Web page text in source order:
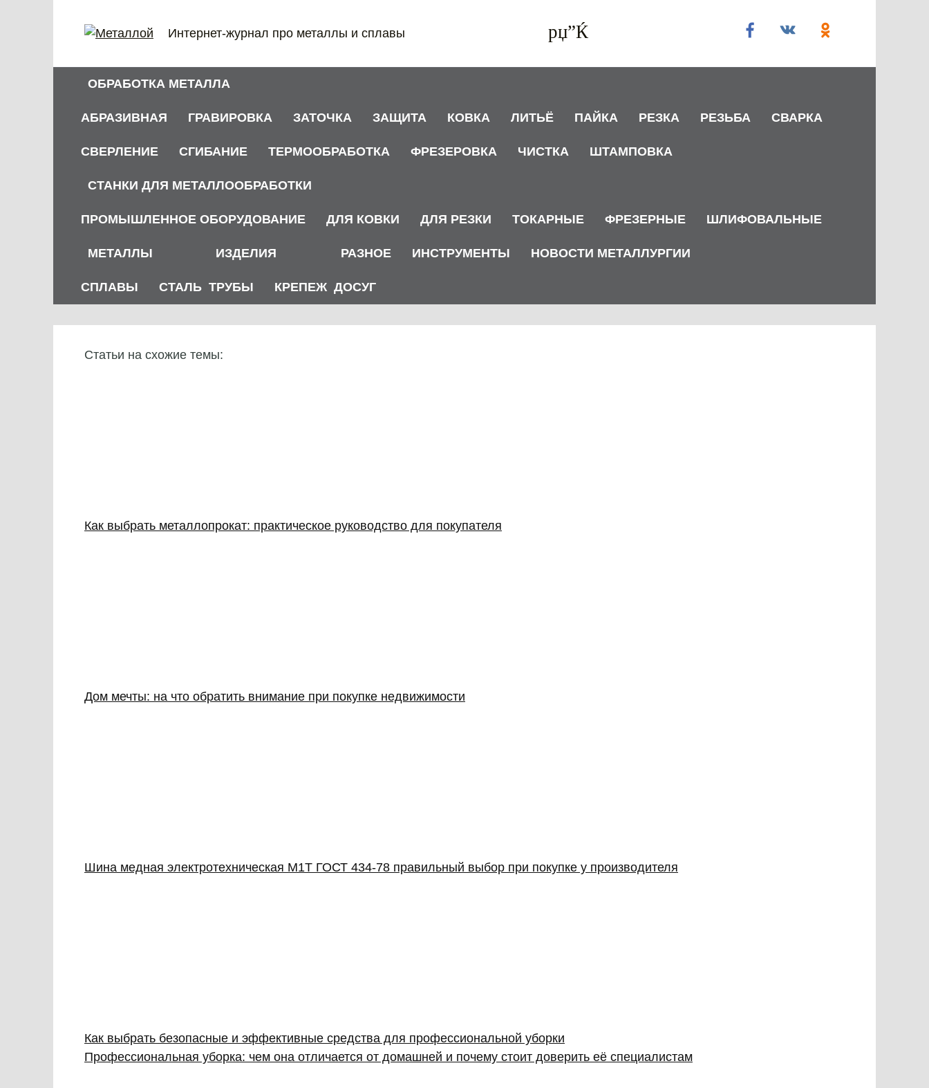
Интернет-журнал про металлы и сплавы
ОБРАБОТКА МЕТАЛЛА
АБРАЗИВНАЯ ГРАВИРОВКА ЗАТОЧКА ЗАЩИТА КОВКА ЛИТЬЁ ПАЙКА РЕЗКА РЕЗЬБА СВАРКА
СВЕРЛЕНИЕ СГИБАНИЕ ТЕРМООБРАБОТКА ФРЕЗЕРОВКА ЧИСТКА ШТАМПОВКА
СТАНКИ ДЛЯ МЕТАЛЛООБРАБОТКИ
ПРОМЫШЛЕННОЕ ОБОРУДОВАНИЕ ДЛЯ КОВКИ ДЛЯ РЕЗКИ ТОКАРНЫЕ ФРЕЗЕРНЫЕ ШЛИФОВАЛЬНЫЕ
МЕТАЛЛЫ
СПЛАВЫ СТАЛЬ
ИЗДЕЛИЯ
ТРУБЫ КРЕПЕЖ
РАЗНОЕ
ДОСУГ
ИНСТРУМЕНТЫ НОВОСТИ МЕТАЛЛУРГИИ
Статьи на схожие темы:
Как выбрать металлопрокат: практическое руководство для покупателя
Дом мечты: на что обратить внимание при покупке недвижимости
Шина медная электротехническая М1Т ГОСТ 434-78 правильный выбор при покупке у производителя
Как выбрать безопасные и эффективные средства для профессиональной уборки
Профессиональная уборка: чем она отличается от домашней и почему стоит доверить её специалистам